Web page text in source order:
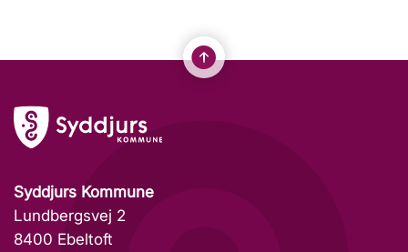
Syddjurs Kommune
Lundbergsvej 2
8400 Ebeltoft